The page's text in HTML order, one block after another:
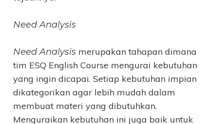
Need Analysis
Need Analysismerupakan tahapan dimana
tim ESQ English Course mengurai kebutuhan
yang ingin dicapai. Setiap kebutuhan impian
dikategorikan agar lebih mudah dalam
membuat materi yang dibutuhkan.
Menguraikan kebutuhan ini juga baik untuk